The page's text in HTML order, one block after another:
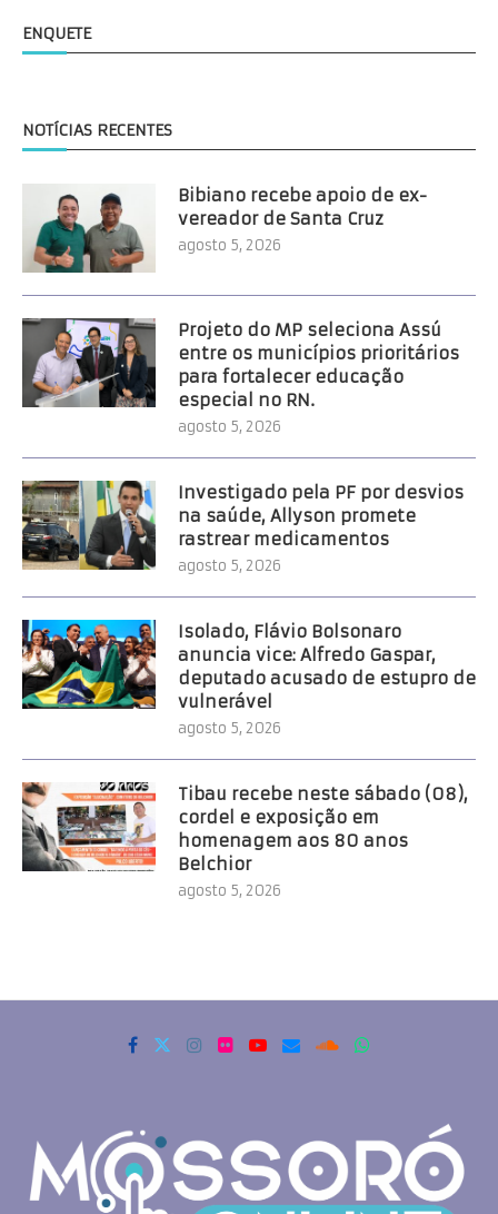
ENQUETE
NOTÍCIAS RECENTES
Bibiano recebe apoio de ex-
vereador de Santa Cruz
agosto 5, 2026
Projeto do MP seleciona Assú
entre os municípios prioritários
para fortalecer educação
especial no RN.
agosto 5, 2026
Investigado pela PF por desvios
na saúde, Allyson promete
rastrear medicamentos
agosto 5, 2026
Isolado, Flávio Bolsonaro
anuncia vice: Alfredo Gaspar,
deputado acusado de estupro de
vulnerável
agosto 5, 2026
Tibau recebe neste sábado (08),
cordel e exposição em
homenagem aos 80 anos
Belchior
agosto 5, 2026